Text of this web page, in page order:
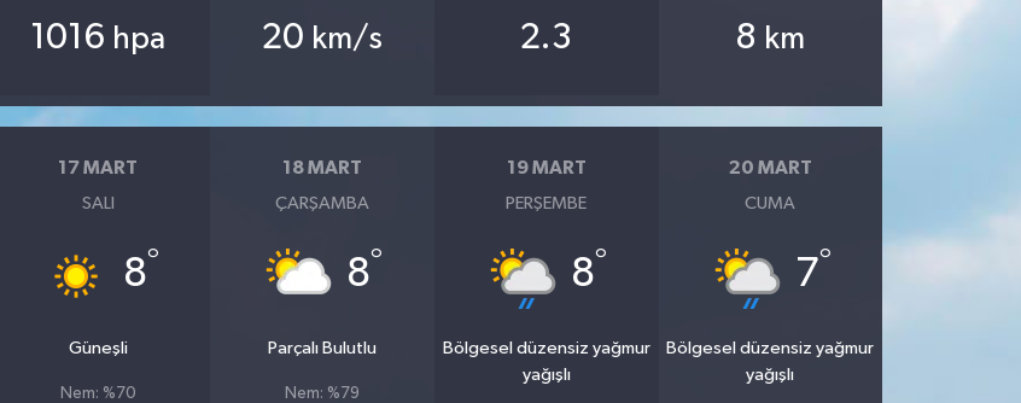
1016 hpa 20 km/s 2.3 8 km
17 MART
SALI
8°
Güneşli
Nem: %70
18 MART
ÇARŞAMBA
8°
Parçalı Bulutlu
Nem: %79
19 MART
PERŞEMBE
8°
Bölgesel düzensiz yağmur
yağışlı
20 MART
CUMA
7°
Bölgesel düzensiz yağmur
yağışlı